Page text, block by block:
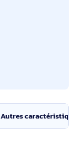
Autres caractéristiques